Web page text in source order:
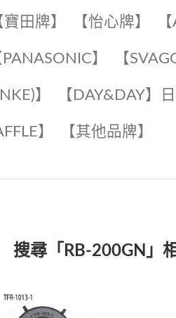
寶田牌】 ️【怡心牌】️
PANASONIC】️ 【
】️ 【DAY&DAY】️
】 ️【其他品牌】️
搜尋「RB-200GN」